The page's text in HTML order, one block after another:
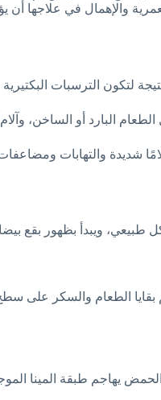
والإهمال في
لتكون الترسبات
البارد أو الساخن،
شديدة والتهابات
ويبدأ بظهور بقع
الطعام والسكر على سطح
الحمض يهاجم طبقة المينا